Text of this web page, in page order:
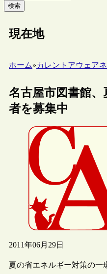
検索
現在地
ホーム»カレントアウェア
名古屋市図書館
者を募集中
2011年06月29日
夏の省エネルギー対策の一